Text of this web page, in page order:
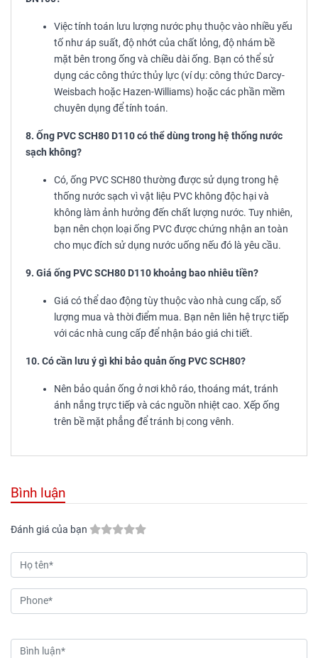
Việc tính toán lưu lượng nước phụ thuộc vào nhiều yếu
tố như áp suất, độ nhớt của chất lỏng, độ nhám bề
mặt bên trong ống và chiều dài ống. Bạn có thể sử
dụng các công thức thủy lực (ví dụ: công thức Darcy-
Weisbach hoặc Hazen-Williams) hoặc các phần mềm
chuyên dụng để tính toán.
8. Ống PVC SCH80 D110 có thể dùng trong hệ thống nước
sạch không?
Có, ống PVC SCH80 thường được sử dụng trong hệ
thống nước sạch vì vật liệu PVC không độc hại và
không làm ảnh hưởng đến chất lượng nước. Tuy nhiên,
bạn nên chọn loại ống PVC được chứng nhận an toàn
cho mục đích sử dụng nước uống nếu đó là yêu cầu.
9. Giá ống PVC SCH80 D110 khoảng bao nhiêu tiền?
Giá có thể dao động tùy thuộc vào nhà cung cấp, số
lượng mua và thời điểm mua. Bạn nên liên hệ trực tiếp
với các nhà cung cấp để nhận báo giá chi tiết.
10. Có cần lưu ý gì khi bảo quản ống PVC SCH80?
Nên bảo quản ống ở nơi khô ráo, thoáng mát, tránh
ánh nắng trực tiếp và các nguồn nhiệt cao. Xếp ống
trên bề mặt phẳng để tránh bị cong vênh.
Bình luận
Đánh giá của bạn